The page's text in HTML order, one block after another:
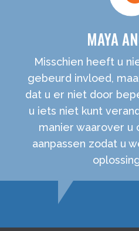
MAYA
Misschien heeft u
gebeurd invloed,
dat u er niet door
u iets niet kunt
manier waarover u
aanpassen zodat u